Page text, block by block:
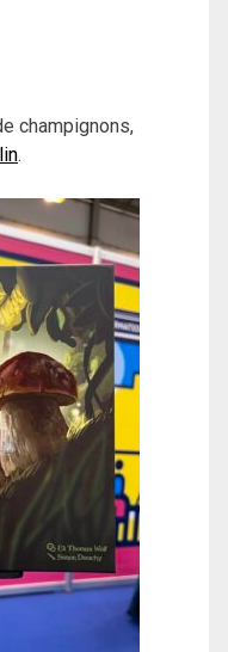
champignons,
.